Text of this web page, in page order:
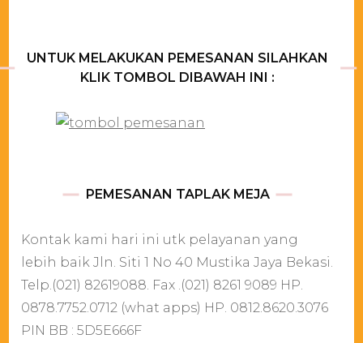
UNTUK MELAKUKAN PEMESANAN SILAHKAN
KLIK TOMBOL DIBAWAH INI :
PEMESANAN TAPLAK MEJA
Kontak kami hari ini utk pelayanan yang
lebih baik Jln. Siti 1 No 40 Mustika Jaya Bekasi.
Telp.(021) 82619088. Fax .(021) 8261 9089 HP.
0878.7752.0712 (what apps) HP. 0812.8620.3076
PIN BB : 5D5E666F